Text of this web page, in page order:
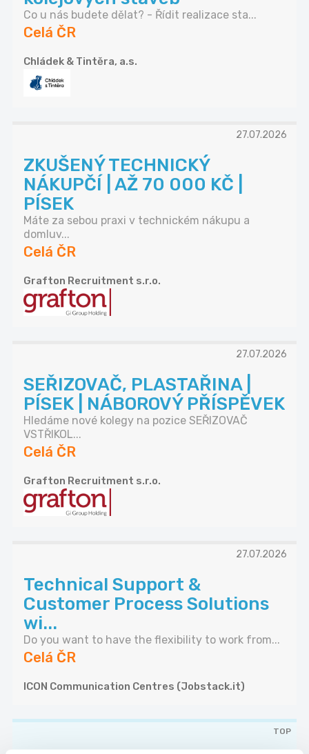
Co u nás budete dělat? - Řídit realizace sta...
Celá ČR
Chládek & Tintěra, a.s.
27.07.2026
ZKUŠENÝ TECHNICKÝ
NÁKUPČÍ | AŽ 70 000 KČ |
PÍSEK
Máte za sebou praxi v technickém nákupu a
domluv...
Celá ČR
Grafton Recruitment s.r.o.
27.07.2026
SEŘIZOVAČ, PLASTAŘINA |
PÍSEK | NÁBOROVÝ PŘÍSPĚVEK
Hledáme nové kolegy na pozice SEŘIZOVAČ
VSTŘIKOL...
Celá ČR
Grafton Recruitment s.r.o.
27.07.2026
Technical Support &
Customer Process Solutions
wi...
Do you want to have the flexibility to work from...
Celá ČR
ICON Communication Centres (Jobstack.it)
TOP